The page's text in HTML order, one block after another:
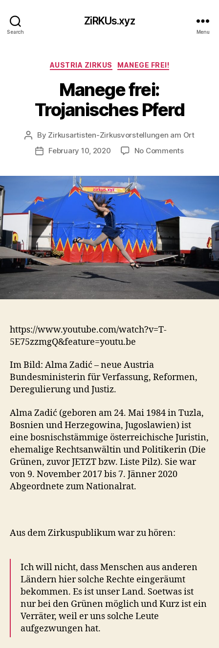
Search
ZiRKUs.xyz
Menu
Categories
AUSTRIA ZIRKUS MANEGE FREI!
Manege frei:
Trojanisches Pferd
Post
author
By Zirkusartisten-Zirkusvorstellungen am Ort
PostFebruary 10, 2020 No Commentson
https://www.youtube.com/watch?v=T-
5E75zzmgQ&feature=youtu.be
Im Bild: Alma Zadić – neue Austria
Bundesministerin für Verfassung, Reformen,
Deregulierung und Justiz.
Alma Zadić (geboren am 24. Mai 1984 in Tuzla,
Bosnien und Herzegowina, Jugoslawien) ist
eine bosnischstämmige österreichische Juristin,
ehemalige Rechtsanwältin und Politikerin (Die
Grünen, zuvor JETZT bzw. Liste Pilz). Sie war
von 9. November 2017 bis 7. Jänner 2020
Abgeordnete zum Nationalrat.
Aus dem Zirkuspublikum war zu hören:
Ich will nicht, dass Menschen aus anderen
Ländern hier solche Rechte eingeräumt
bekommen. Es ist unser Land. Soetwas ist
nur bei den Grünen möglich und Kurz ist ein
Verräter, weil er uns solche Leute
aufgezwungen hat.